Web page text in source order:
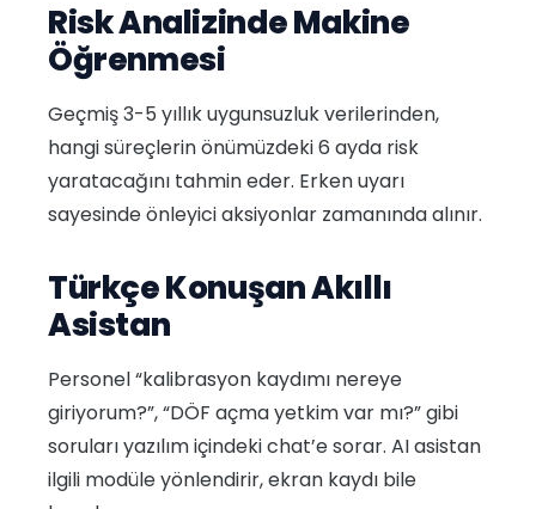
Risk Analizinde Makine
Öğrenmesi
Geçmiş 3-5 yıllık uygunsuzluk verilerinden,
hangi süreçlerin önümüzdeki 6 ayda risk
yaratacağını tahmin eder. Erken uyarı
sayesinde önleyici aksiyonlar zamanında alınır.
Türkçe Konuşan Akıllı
Asistan
Personel “kalibrasyon kaydımı nereye
giriyorum?”, “DÖF açma yetkim var mı?” gibi
soruları yazılım içindeki chat’e sorar. AI asistan
ilgili modüle yönlendirir, ekran kaydı bile